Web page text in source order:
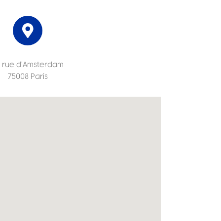
rue d’Amsterdam
75008 Paris